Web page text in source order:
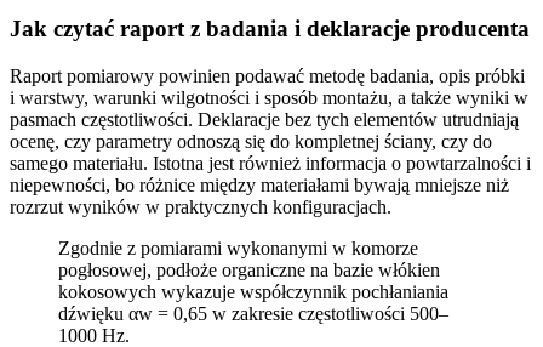
Jak czytać raport z badania i deklaracje producenta
Raport pomiarowy powinien podawać metodę badania, opis próbki
i warstwy, warunki wilgotności i sposób montażu, a także wyniki w
pasmach częstotliwości. Deklaracje bez tych elementów utrudniają
ocenę, czy parametry odnoszą się do kompletnej ściany, czy do
samego materiału. Istotna jest również informacja o powtarzalności i
niepewności, bo różnice między materiałami bywają mniejsze niż
rozrzut wyników w praktycznych konfiguracjach.
Zgodnie z pomiarami wykonanymi w komorze
pogłosowej, podłoże organiczne na bazie włókien
kokosowych wykazuje współczynnik pochłaniania
dźwięku αw = 0,65 w zakresie częstotliwości 500–
1000 Hz.